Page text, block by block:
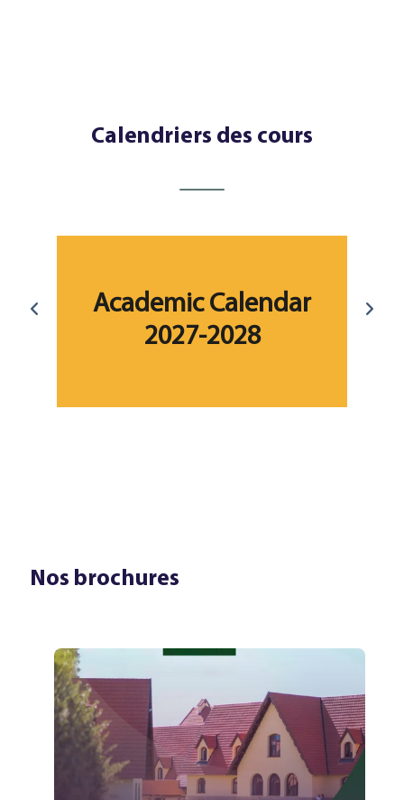
Calendriers des cours
Academic Calendar
2027-2028
Nos brochures